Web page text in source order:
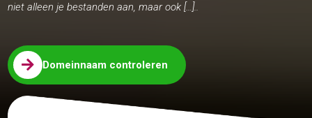
niet alleen je bestanden aan, maar ook […]..
 Domeinnaam controleren